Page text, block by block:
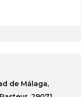
de Málaga,